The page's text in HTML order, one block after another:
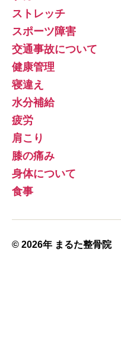
ストレッチ
スポーツ障害
交通事故について
健康管理
寝違え
水分補給
疲労
肩こり
膝の痛み
身体について
食事
© 2026年 まるた整骨院